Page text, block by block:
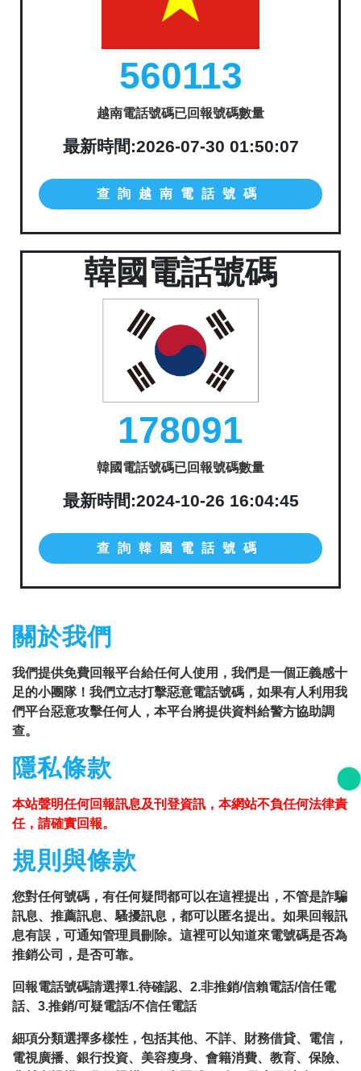
560113
越南電話號碼已回報號碼數量
最新時間:2026-07-30 01:50:07
查詢越南電話號碼
韓國電話號碼
178091
韓國電話號碼已回報號碼數量
最新時間:2024-10-26 16:04:45
查詢韓國電話號碼
關於我們
我們提供免費回報平台給任何人使用，我們是一個正義感十
足的小團隊！我們立志打擊惡意電話號碼，如果有人利用我
們平台惡意攻擊任何人，本平台將提供資料給警方協助調
查。
隱私條款
本站聲明任何回報訊息及刊登資訊，本網站不負任何法律責
任，請確實回報。
規則與條款
您對任何號碼，有任何疑問都可以在這裡提出，不管是詐騙
訊息、推薦訊息、騷擾訊息，都可以匿名提出。如果回報訊
息有誤，可通知管理員刪除。這裡可以知道來電號碼是否為
推銷公司，是否可靠。
回報電話號碼請選擇1.待確認、2.非推銷/信賴電話/信任電
話、3.推銷/可疑電話/不信任電話
細項分類選擇多樣性，包括其他、不詳、財務借貸、電信，
電視廣播、銀行投資、美容瘦身、會籍消費、教育、保險、